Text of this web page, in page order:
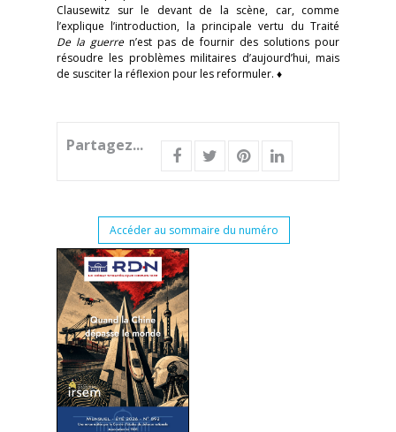
Clausewitz sur le devant de la scène, car, comme
l’explique l’introduction, la principale vertu du Traité
De la guerre n’est pas de fournir des solutions pour
résoudre les problèmes militaires d’aujourd’hui, mais
de susciter la réflexion pour les reformuler. ♦
Partagez...
Accéder au sommaire du numéro